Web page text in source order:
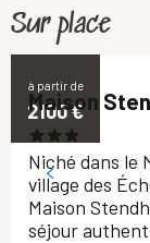
Sur place
à partir de
2100€
Maison
Niché dans le
village des
Maison
séjour